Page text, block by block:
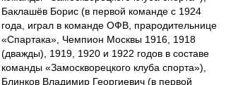
Баклашёв Борис (в первой команде с 1924
года, играл в команде ОФВ, прародительнице
«Спартака», Чемпион Москвы 1916, 1918
(дважды), 1919, 1920 и 1922 годов в составе
команды «Замоскворецкого клуба спорта»),
Блинков Владимир Георгиевич (в первой